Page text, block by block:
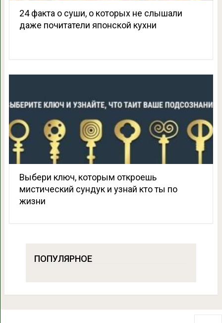
24 факта о суши, о которых не слышали
даже почитатели японской кухни
Выбери ключ, которым откроешь
мистический сундук и узнай кто ты по
жизни
ПОПУЛЯРНОЕ